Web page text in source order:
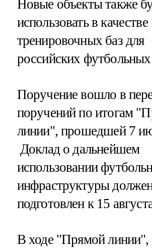
Новые объекты также
использовать в качестве
тренировочных баз для
российских
Поручение вошло в
поручений по итогам
линии", прошедшей 7
Доклад о дальнейшем
использовании
инфраструктуры
подготовлен к 15
В ходе "Прямой линии",